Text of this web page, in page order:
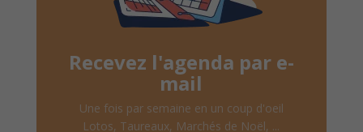
Recevez l'agenda par e-
mail
Une fois par semaine en un coup d'oeil
Lotos, Taureaux, Marchés de Noël, ...